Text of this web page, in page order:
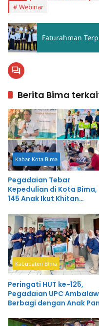
Webinar
Faturahman
Berita Bima
Kabar Kota Bima
Pegadaian Tebar
Kepedulian di Kota Bima,
145 Anak Ikut Khitan
Kabupaten Bima
Peringati HUT ke-125,
Pegadaian UPC
Berbagi dengan Anak